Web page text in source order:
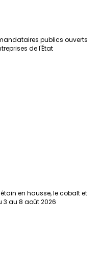
publics ouverts
de l'État
en hausse, le cobalt et
3 au 8 août 2026